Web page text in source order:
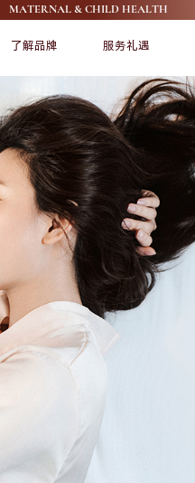
MATERNAL & CHILD HEALTH
服务礼遇
宠爱宝宝
了解品牌
了解爱帝宫